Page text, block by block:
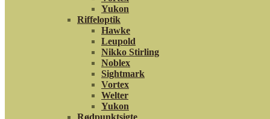
Yukon
Riffeloptik
Hawke
Leupold
Nikko Stirling
Noblex
Sightmark
Vortex
Welter
Yukon
Rødpunktsigte